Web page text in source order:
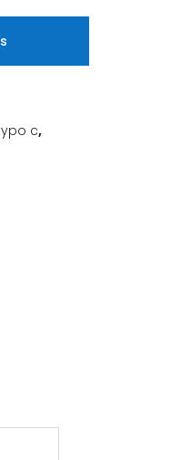
c,